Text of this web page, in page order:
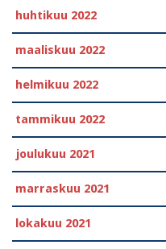
huhtikuu 2022
maaliskuu 2022
helmikuu 2022
tammikuu 2022
joulukuu 2021
marraskuu 2021
lokakuu 2021